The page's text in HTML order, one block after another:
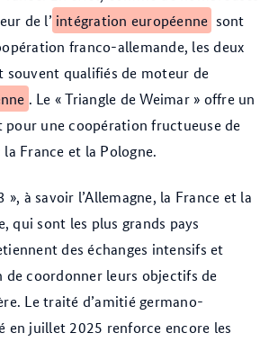
de l’ intégration européenne sont
franco-allemande, les deux
souvent qualifiés de moteur de
. Le « Triangle de Weimar » offre un
une coopération fructueuse de
la France et la Pologne.
», à savoir l’Allemagne, la France et la
qui sont les plus grands pays
des échanges intensifs et
de coordonner leurs objectifs de
Le traité d’amitié germano-
en juillet 2025 renforce encore les